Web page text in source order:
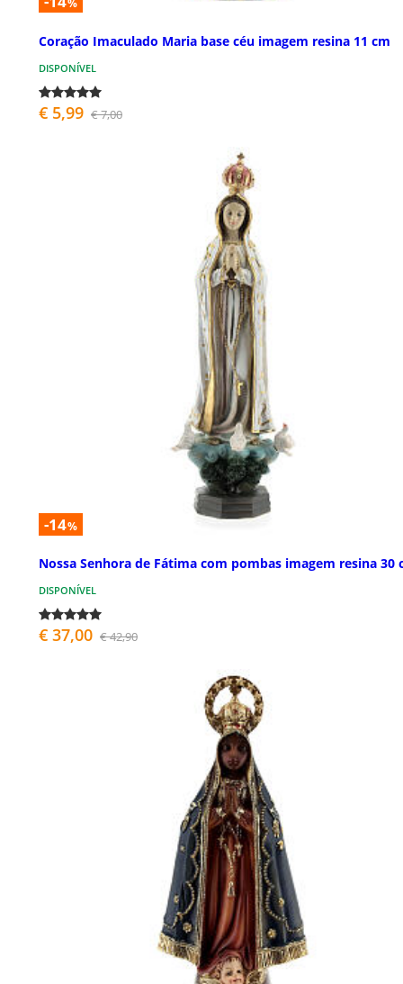
%
Coração Imaculado Maria base céu imagem resina 11 cm
DISPONÍVEL
€ 5,99 € 7,00
-14%
Nossa Senhora de Fátima com pombas imagem resina 30
DISPONÍVEL
€ 37,00 € 42,90